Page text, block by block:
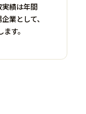
績は年間
業として、
す。